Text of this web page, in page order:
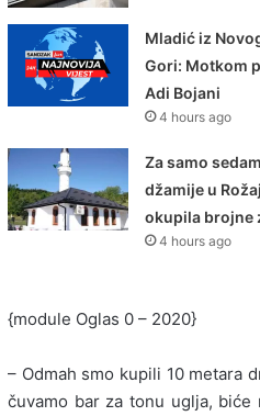
Mladić iz
Gori: Motkom
Adi Bojani
4 hours ago
Za samo
džamije u
okupila brojne
4 hours ago
{module Oglas 0 – 2020}
– Odmah smo kupili 10 metara
čuvamo bar za tonu uglja, biće